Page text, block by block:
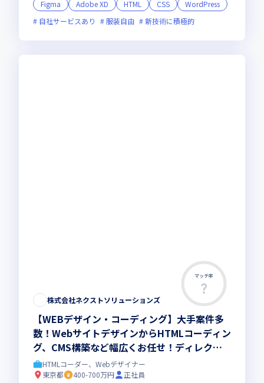
Figma
Adobe XD HTML CSS
WordPress
自社サービスあり
服装自由 新技術に積極的
マッチ率
株式会社ネクストソリューションズ
【WEBデザイン・コーディング】大手案件多
数！WebサイトデザインからHTMLコーディン
グ、CMS構築など幅広くお任せ！ディレクシ
ョンにも対応できる環境でスキルを磨きません
か
HTMLコーダー、Webデザイナー
東京都
400-700万円
正社員